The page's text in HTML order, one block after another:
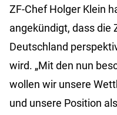
ZF-Chef Holger Klein
angekündigt, dass die
Deutschland
wird. „Mit den nun
wollen wir unsere
und unsere Position